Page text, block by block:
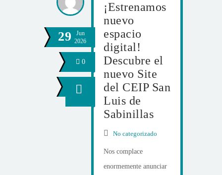
29
Jun
2026
0
¡Estrenamos
nuevo
espacio
digital!
Descubre el
nuevo Site
del CEIP San
Luis de
Sabinillas
No categorizado
Nos complace
enormemente anunciar